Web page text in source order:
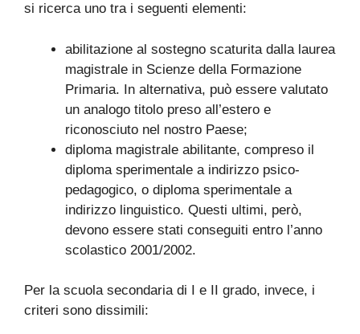
si ricerca uno tra i seguenti elementi:
abilitazione al sostegno scaturita dalla laurea
magistrale in Scienze della Formazione
Primaria. In alternativa, può essere valutato
un analogo titolo preso all’estero e
riconosciuto nel nostro Paese;
diploma magistrale abilitante, compreso il
diploma sperimentale a indirizzo psico-
pedagogico, o diploma sperimentale a
indirizzo linguistico. Questi ultimi, però,
devono essere stati conseguiti entro l’anno
scolastico 2001/2002.
Per la scuola secondaria di I e II grado, invece, i
criteri sono dissimili: